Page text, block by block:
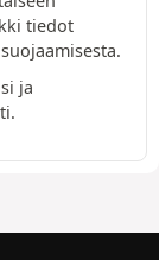
tiedot
ja